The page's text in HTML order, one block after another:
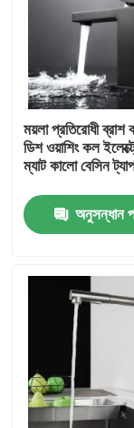
ভিডিও
ময়লা প্রতিরোধী ব্রাশ
ডিশ ওয়াশিং কল
ম্যাট কালো বেসিন
অনুসন্ধান